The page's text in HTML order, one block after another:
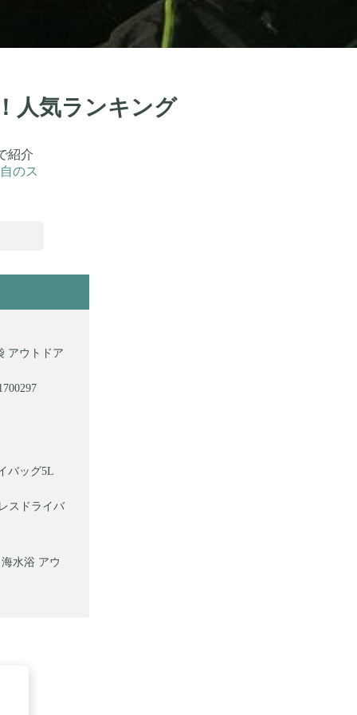
人気ランキング
紹介
のス
アウトドア
バッグ5L
スドライバ
水浴 アウ